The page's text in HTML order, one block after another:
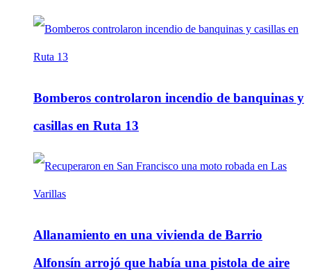
Bomberos controlaron incendio de banquinas y
casillas en Ruta 13
Allanamiento en una vivienda de Barrio
Alfonsín arrojó que había una pistola de aire